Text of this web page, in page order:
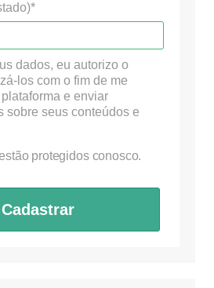
dados, eu autorizo o
los com o fim de me
e enviar
sobre seus conteúdos e
protegidos conosco.
Cadastrar